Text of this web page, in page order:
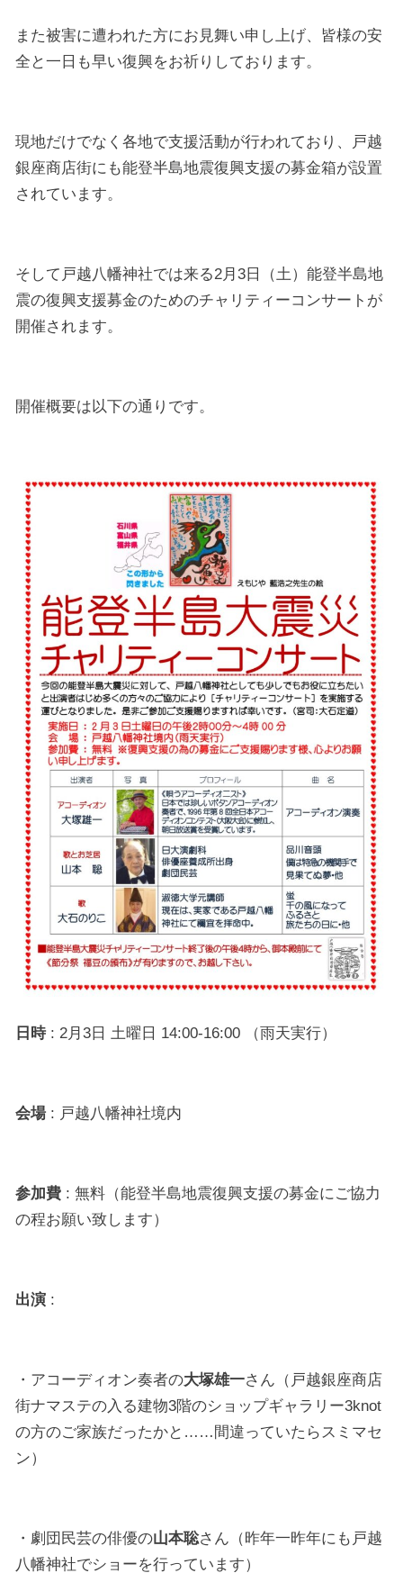
また被害に遭われた方にお見舞い申し上げ、皆様の安
全と一日も早い復興をお祈りしております。
現地だけでなく各地で支援活動が行われており、戸越
銀座商店街にも能登半島地震復興支援の募金箱が設置
されています。
そして戸越八幡神社では来る2月3日（土）能登半島地
震の復興支援募金のためのチャリティーコンサートが
開催されます。
開催概要は以下の通りです。
日時: 2月3日 土曜日 14:00-16:00 （雨天実行）
会場 : 戸越八幡神社境内
参加費 : 無料（能登半島地震復興支援の募金にご協力
の程お願い致します）
出演 :
・アコーディオン奏者の大塚雄一さん（戸越銀座商店
街ナマステの入る建物3階のショップギャラリー3knot
の方のご家族だったかと……間違っていたらスミマセ
ン）
・劇団民芸の俳優の山本聡さん（昨年一昨年にも戸越
八幡神社でショーを行っています）